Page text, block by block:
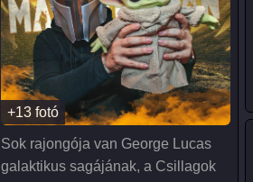
+13 fotó
Sok rajongója van George Lucas
galaktikus sagájának, a Csillagok